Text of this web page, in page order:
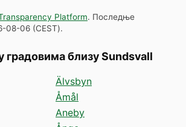
Platform. Последње
08-06 (CEST).
градовима близу Sundsvall
Älvsbyn
Åmål
Aneby